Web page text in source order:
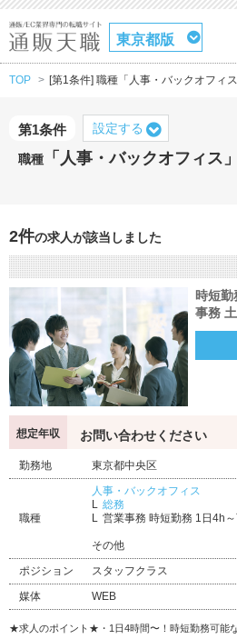
東京都版
TOP [第1条件] 職種「人事・バックオフィス
第1条件
職種 「人事・バックオフィス」
設定する
2件の求人が該当しました
時短
事務
想定年収 お問い合わせください
勤務地 東京都中央区
職種
人事・バックオフィス
総務
営業事務 時短勤務 1日4h
その他
ポジション
スタッフクラス
媒体
WEB
★求人のポイント★・1日4時間〜！時短勤務可能